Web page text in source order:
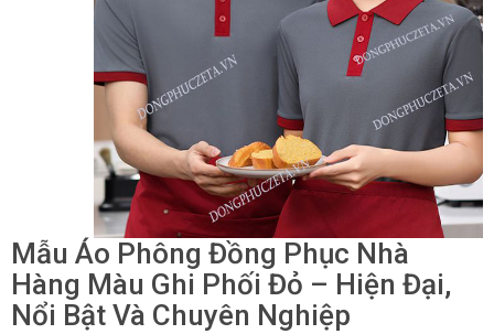
Mẫu Áo Phông Đồng Phục Nhà
Hàng Màu Ghi Phối Đỏ – Hiện Đại,
Nổi Bật Và Chuyên Nghiệp